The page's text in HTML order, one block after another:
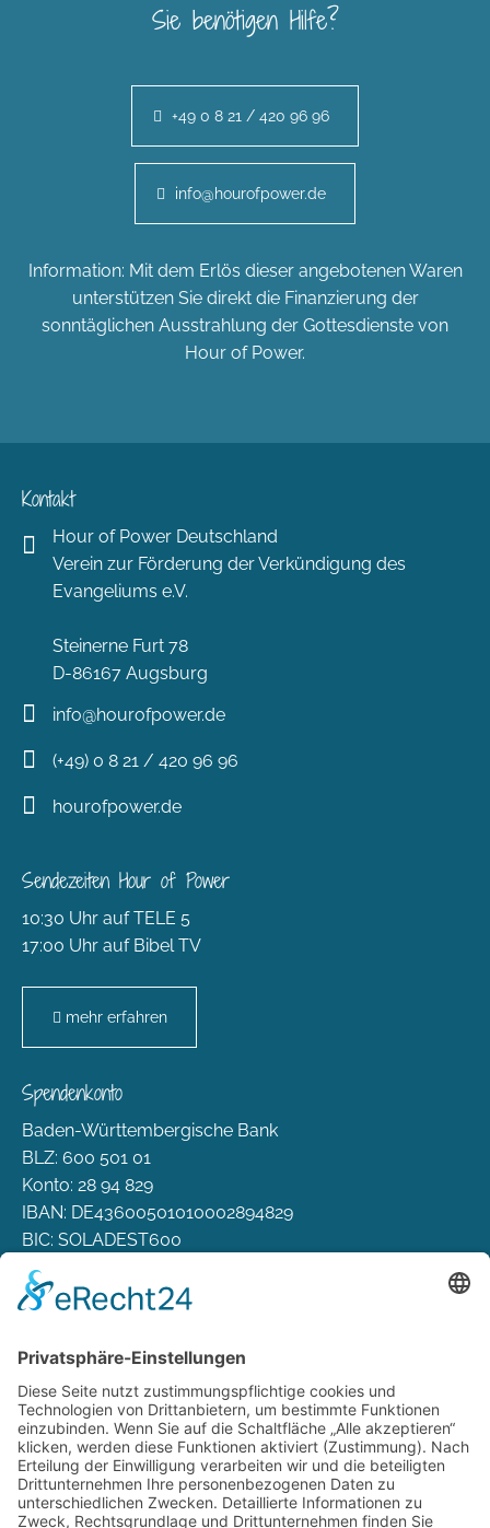
Sie benötigen Hilfe?
+49 0 8 21 / 420 96 96
info@hourofpower.de
Information: Mit dem Erlös dieser angebotenen Waren
unterstützen Sie direkt die Finanzierung der
sonntäglichen Ausstrahlung der Gottesdienste von
Hour of Power.
Kontakt
Hour of Power Deutschland
Verein zur Förderung der Verkündigung des
Evangeliums e.V.
Steinerne Furt 78
D-86167 Augsburg
info@hourofpower.de
(+49) 0 8 21 / 420 96 96
hourofpower.de
Sendezeiten Hour of Power
10:30 Uhr auf TELE 5
17:00 Uhr auf Bibel TV
mehr erfahren
Spendenkonto
Baden-Württembergische Bank
BLZ: 600 501 01
Konto: 28 94 829
IBAN: DE43600501010002894829
BIC: SOLADEST600
Rechtliches
Versand & Lieferung
Widerrufsbelehrung
AGB
Datenschutz